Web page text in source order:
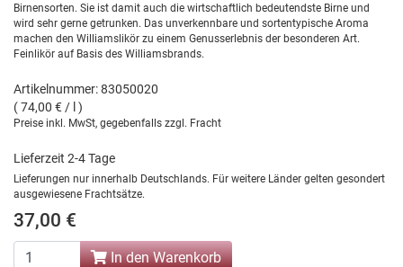
Birnensorten. Sie ist damit auch die wirtschaftlich bedeutendste Birne und
wird sehr gerne getrunken. Das unverkennbare und sortentypische Aroma
machen den Williamslikör zu einem Genusserlebnis der besonderen Art.
Feinlikör auf Basis des Williamsbrands.
Artikelnummer: 83050020
( 74,00 € / l )
Preise inkl. MwSt, gegebenfalls zzgl. Fracht
Lieferzeit 2-4 Tage
Lieferungen nur innerhalb Deutschlands. Für weitere Länder gelten gesondert
ausgewiesene Frachtsätze.
37,00 €
In den Warenkorb